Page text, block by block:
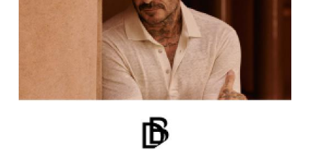
CLIC MAGNET
COOPER-VISION